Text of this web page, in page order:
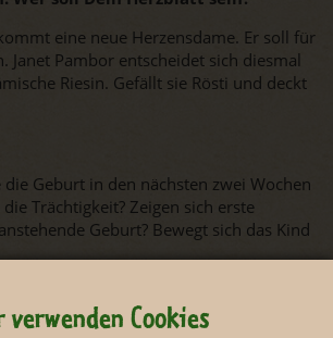
eine neue Herzensdame. Er soll für
Janet Pambor entscheidet sich diesmal
Riesin. Gefällt sie Rösti und deckt
Geburt in den nächsten zwei Wochen
Trächtigkeit? Zeigen sich erste
Geburt? Bewegt sich das Kind
verwenden Cookies